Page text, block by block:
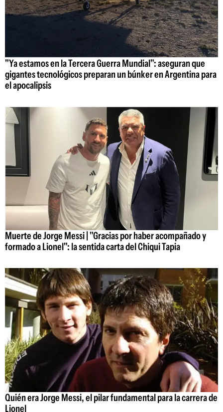
"Ya estamos en la Tercera Guerra Mundial": aseguran que
gigantes tecnológicos preparan un búnker en Argentina para
el apocalipsis
Muerte de Jorge Messi | "Gracias por haber acompañado y
formado a Lionel": la sentida carta del Chiqui Tapia
Quién era Jorge Messi, el pilar fundamental para la carrera de
Lionel